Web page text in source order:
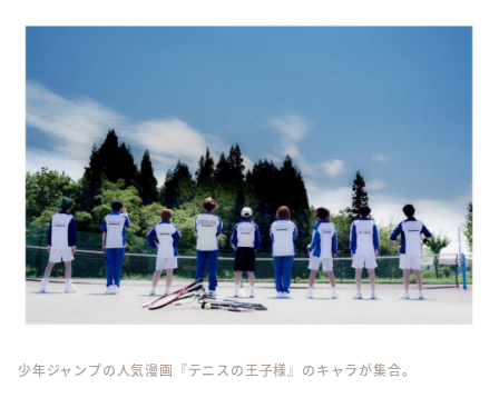
少年ジャンプの人気漫画『テニスの王子様』のキャラが集合。